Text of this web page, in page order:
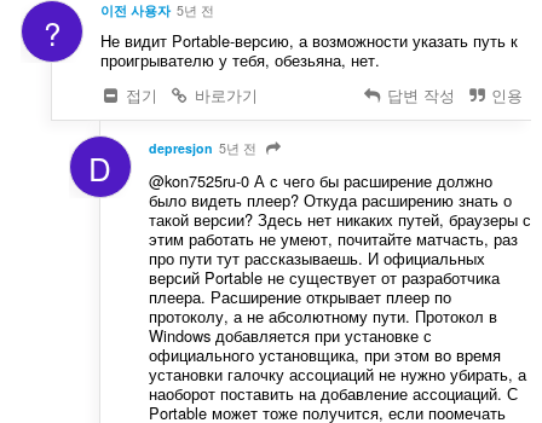
? 이전 사용자 5년 전
Не видит Portable-версию, а возможности указать путь к
проигрывателю у тебя, обезьяна, нет.
접기
바로가기 답변 작성 인용
D depresjon 5년 전
@kon7525ru-0 А с чего бы расширение должно
было видеть плеер? Откуда расширению знать о
такой версии? Здесь нет никаких путей, браузеры с
этим работать не умеют, почитайте матчасть, раз
про пути тут рассказываешь. И официальных
версий Portable не существует от разработчика
плеера. Расширение открывает плеер по
протоколу, а не абсолютному пути. Протокол в
Windows добавляется при установке с
официального установщика, при этом во время
установки галочку ассоциаций не нужно убирать, а
наоборот поставить на добавление ассоциаций. С
Portable может тоже получится, если поомечать